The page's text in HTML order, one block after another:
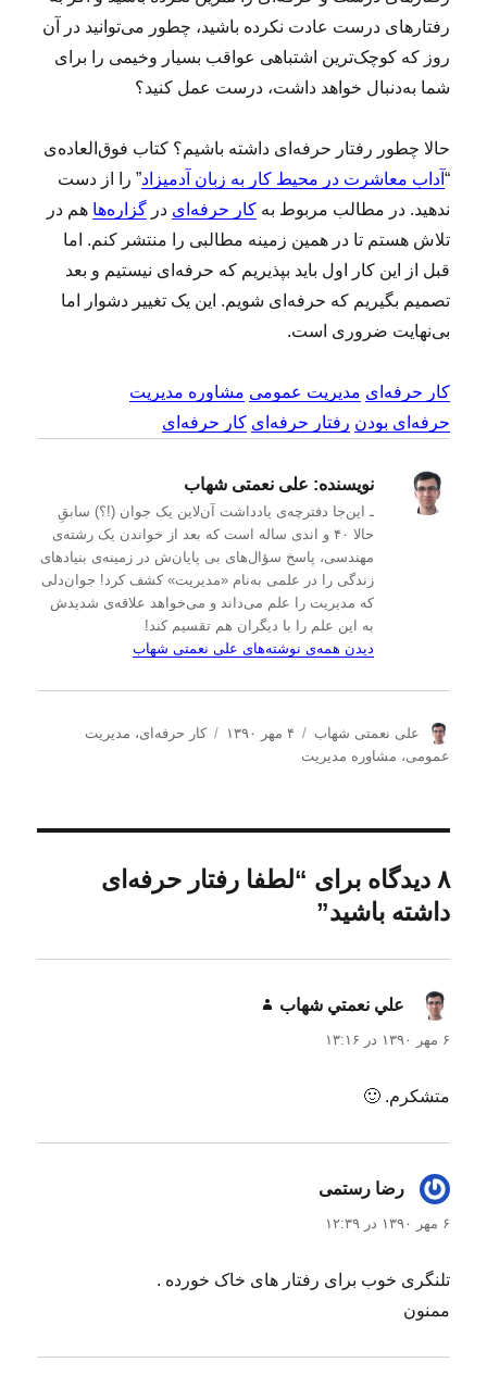
رفتارهای درست عادت نکرده باشید، چطور می‌توانید در آن
روز که کوچک‌ترین اشتباهی عواقب بسیار وخیمی را برای
شما به‌دنبال خواهد داشت، درست عمل کنید؟‍
حالا چطور رفتار حرفه‌ای داشته باشیم؟ کتاب فوق‌العاده‌ی
“ آداب معاشرت در محیط کار به زبان آدمیزاد” را از دست
ندهید. در مطالب مربوط بهکار حرفه‌ای درگزاره‌ها هم در
تلاش هستم تا در همین زمینه مطالبی را منتشر کنم. اما
قبل‌ از این کار اول باید بپذیریم که حرفه‌ای نیستیم و بعد
تصمیم بگیریم که حرفه‌ای شویم. این یک تغییر دشوار اما
بی‌نهایت ضروری است.
کار حرفه‌ای مدیریت عمومی مشاوره مدیریت
حرفه‌ای بودن رفتار حرفه‌ای کار حرفه‌ای
نویسنده: علی نعمتی شهاب
ـ این‌جا دفترچه‌ی یادداشت‌ آن‌لاین یک جوان (!؟) سابقِ
حالا ۴۰ و اندی ساله است که بعد از خواندن یک رشته‌ی
مهندسی، پاسخ سؤال‌های بی پایان‌ش در زمینه‌ی بنیادهای
زندگی را در علمی به‌نام «مدیریت» کشف کرد! جوان‌دلی
که مدیریت را علم می‌داند و می‌خواهد علاقه‌ی شدیدش
به این علم را با دیگران هم تقسیم کند!
دیدن همه‌ی نوشته‌های علی نعمتی شهاب
ن
و
علی نعمتی شهاب
ا
د
ه
۴ مهر ۱۳۹۰
دکار حرفه‌ای، مدیریت
عمومی، مشاوره مدیریت
۸ دیدگاه برای “لطفا رفتار حرفه‌ای
داشته باشید”
علي نعمتي شهاب
۶ مهر ۱۳۹۰ در ۱۳:۱۶
متشکرم. 🙂
رضا رستمی
۶ مهر ۱۳۹۰ در ۱۲:۳۹
تلنگری خوب برای رفتار های خاک خورده .
ممنون